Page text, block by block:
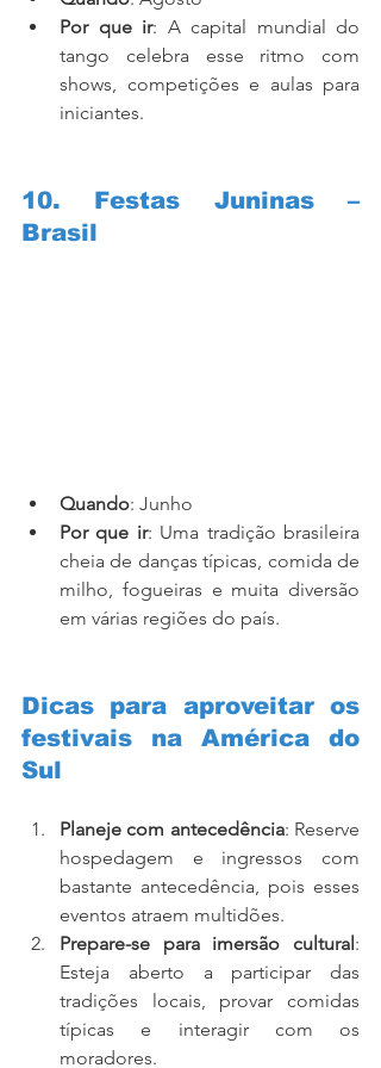
Por que ir: A capital mundial do
tango celebra esse ritmo com
shows, competições e aulas para
iniciantes.
10. Festas Juninas –
Brasil
Quando: Junho
Por que ir: Uma tradição brasileira
cheia de danças típicas, comida de
milho, fogueiras e muita diversão
em várias regiões do país.
Dicas para aproveitar os
festivais na América do
Sul
Planeje com antecedência: Reserve
hospedagem e ingressos com
bastante antecedência, pois esses
eventos atraem multidões.
Prepare-se para imersão cultural :
Esteja aberto a participar das
tradições locais, provar comidas
típicas e interagir com os
moradores.